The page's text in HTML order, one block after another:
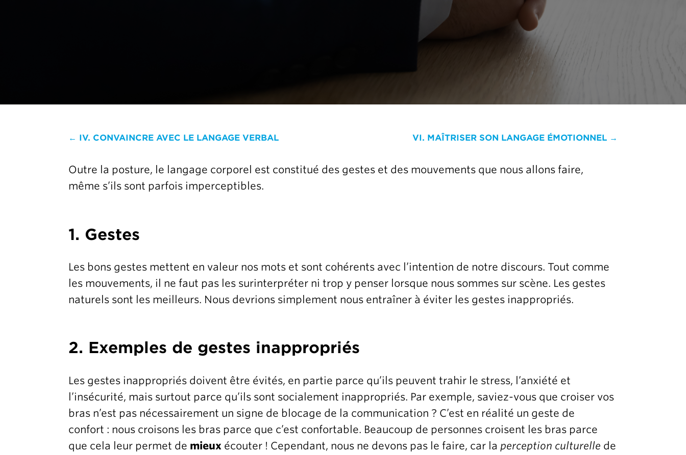
← IV. CONVAINCRE AVEC LE LANGAGE VERBAL VI. MAÎTRISER SON LANGAGE ÉMOTIONNEL →
Outre la posture, le langage corporel est constitué des gestes et des mouvements que nous allons faire,
même s’ils sont parfois imperceptibles.
1. Gestes
Les bons gestes mettent en valeur nos mots et sont cohérents avec l’intention de notre discours. Tout comme
les mouvements, il ne faut pas les surinterpréter ni trop y penser lorsque nous sommes sur scène. Les gestes
naturels sont les meilleurs. Nous devrions simplement nous entraîner à éviter les gestes inappropriés.
2. Exemples de gestes inappropriés
Les gestes inappropriés doivent être évités, en partie parce qu’ils peuvent trahir le stress, l’anxiété et
l’insécurité, mais surtout parce qu’ils sont socialement inappropriés. Par exemple, saviez-vous que croiser vos
bras n’est pas nécessairement un signe de blocage de la communication ? C’est en réalité un geste de
confort : nous croisons les bras parce que c’est confortable. Beaucoup de personnes croisent les bras parce
que cela leur permet de mieux écouter ! Cependant, nous ne devons pas le faire, car la perception culturelle de